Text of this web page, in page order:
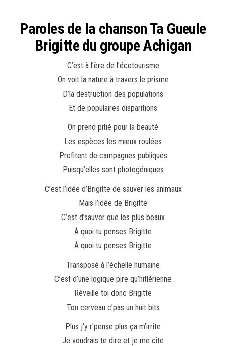
Paroles de la chanson Ta Gueule
Brigitte du groupe Achigan
C’est à l’ère de l’écotourisme
On voit la nature à travers le prisme
D’la destruction des populations
Et de populaires disparitions
On prend pitié pour la beauté
Les espèces les mieux roulées
Profitent de campagnes publiques
Puisqu’elles sont photogéniques
C’est l’idée d’Brigitte de sauver les animaux
Mais l’idée de Brigitte
C’est d’sauver que les plus beaux
À quoi tu penses Brigitte
À quoi tu penses Brigitte
Transposé à l’échelle humaine
C’est d’une logique pire qu’hitlérienne
Réveille toi donc Brigitte
Ton cerveau c’pas un huit bits
Plus j’y r’pense plus ça m’irrite
Je voudrais te dire et je me cite